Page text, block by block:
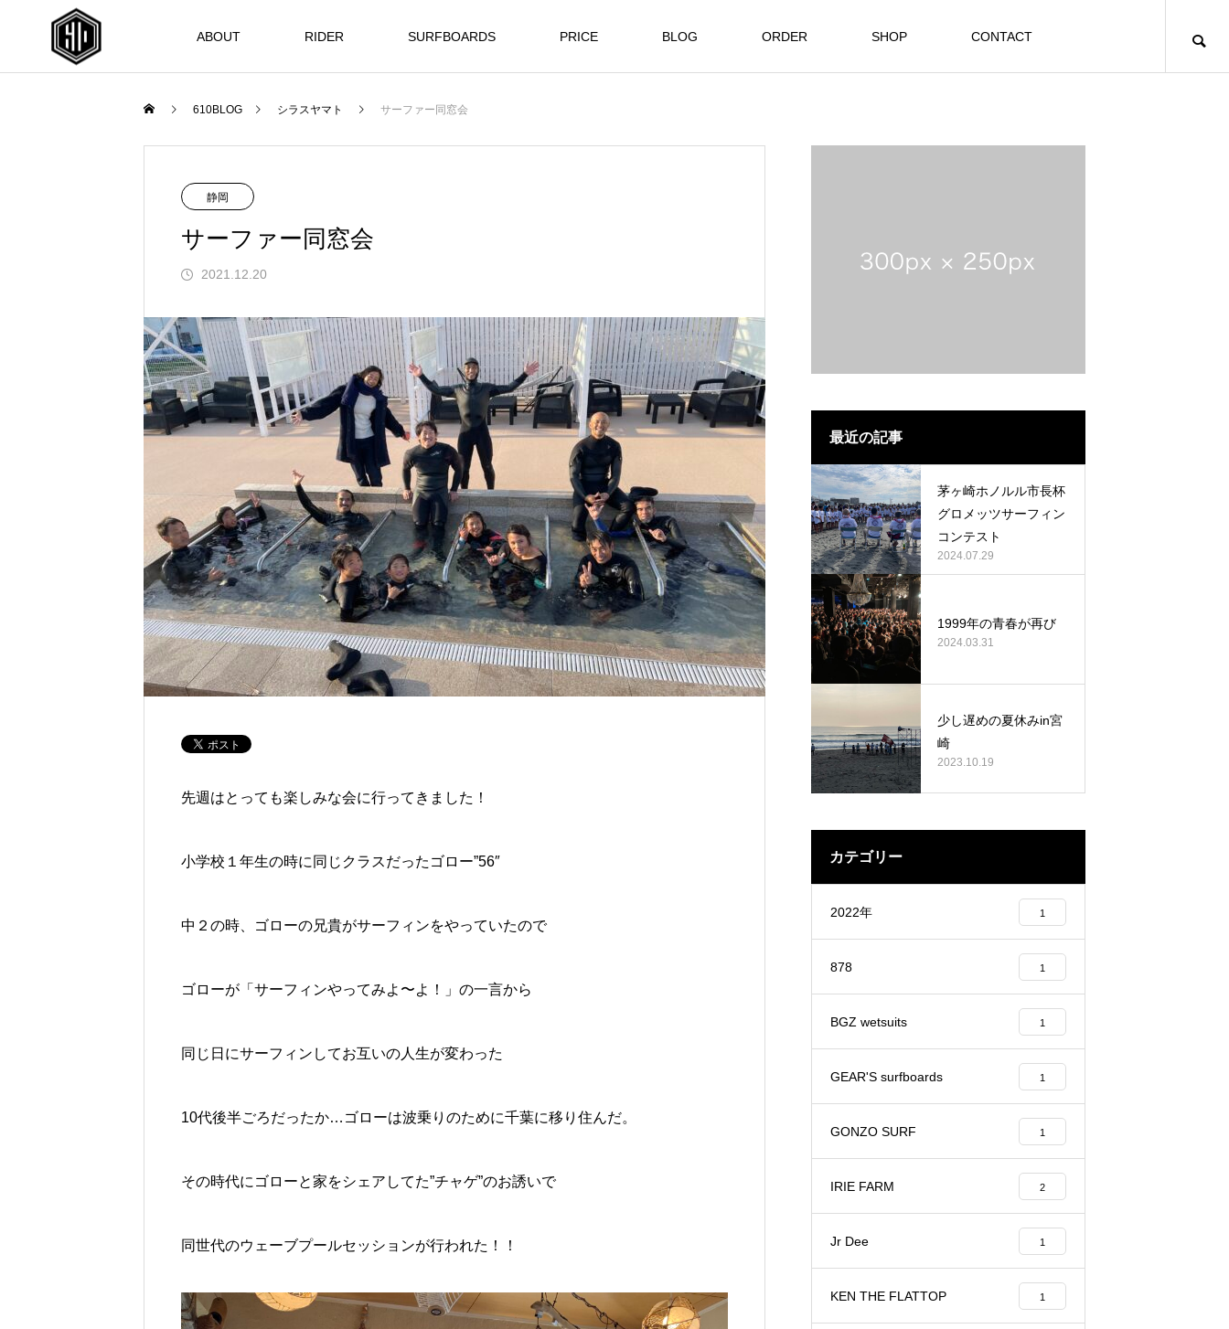
ABOUT RIDER SURFBOARDS PRICE BLOG ORDER SHOP CONTACT
610BLOG シラスヤマト サーファー同窓会
静岡
サーファー同窓会
2021.12.20
先週はとっても楽しみな会に行ってきました！
小学校１年生の時に同じクラスだったゴロー”56″
中２の時、ゴローの兄貴がサーフィンをやっていたので
ゴローが「サーフィンやってみよ〜よ！」の一言から
同じ日にサーフィンしてお互いの人生が変わった
10代後半ごろだったか…ゴローは波乗りのために千葉に移り住んだ。
その時代にゴローと家をシェアしてた”チャゲ”のお誘いで
同世代のウェーブプールセッションが行われた！！
最近の記事
茅ヶ崎ホノルル市長杯
グロメッツサーフィン
コンテスト
2024.07.29
1999年の青春が再び
2024.03.31
少し遅めの夏休みin宮
崎
2023.10.19
カテゴリー
2022年 1
878 1
BGZ wetsuits 1
GEAR'S surfboards 1
GONZO SURF 1
IRIE FARM 2
Jr Dee 1
KEN THE FLATTOP 1